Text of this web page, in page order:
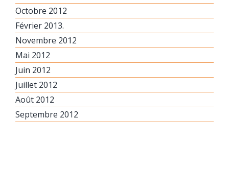
Octobre 2012
Février 2013.
Novembre 2012
Mai 2012
Juin 2012
Juillet 2012
Août 2012
Septembre 2012